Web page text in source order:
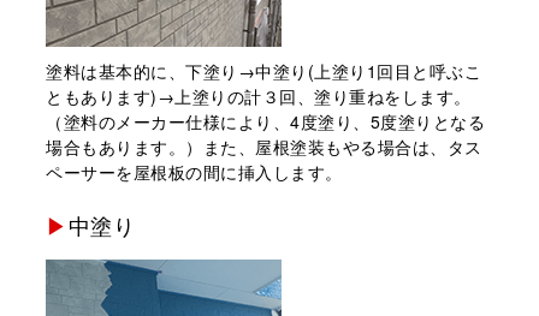
塗料は基本的に、下塗り→中塗り(上塗り1回目と呼ぶこ
ともあります)→上塗りの計３回、塗り重ねをします。
（塗料のメーカー仕様により、4度塗り、5度塗りとなる
場合もあります。）また、屋根塗装もやる場合は、タス
ペーサーを屋根板の間に挿⼊します。
中塗り